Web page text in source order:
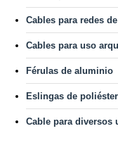
Cables para redes
Cables para uso
Férulas de aluminio
Eslingas de poliéster
Cable para diversos